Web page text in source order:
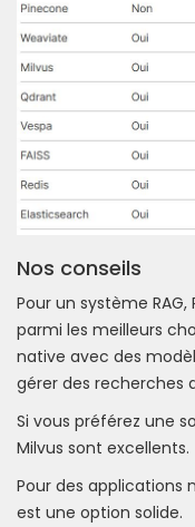
Nos conseils
Pour un système
parmi les meilleurs
native avec des
gérer des recherches
Si vous préférez une
Milvus sont excellents.
Pour des applications
est une option solide.